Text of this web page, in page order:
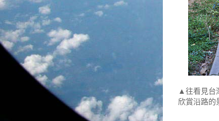
▲往看見台
欣賞沿路的